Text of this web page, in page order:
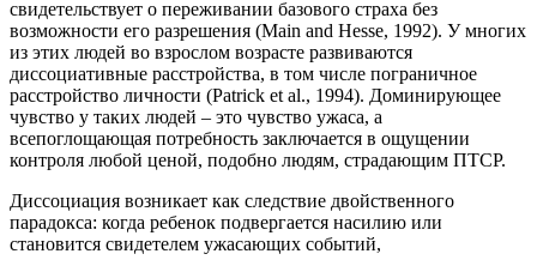
свидетельствует о переживании базового страха без
возможности его разрешения (Main and Hesse, 1992). У многих
из этих людей во взрослом возрасте развиваются
диссоциативные расстройства, в том числе пограничное
расстройство личности (Patrick et al., 1994). Доминирующее
чувство у таких людей – это чувство ужаса, а
всепоглощающая потребность заключается в ощущении
контроля любой ценой, подобно людям, страдающим ПТСР.
Диссоциация возникает как следствие двойственного
парадокса: когда ребенок подвергается насилию или
становится свидетелем ужасающих событий,